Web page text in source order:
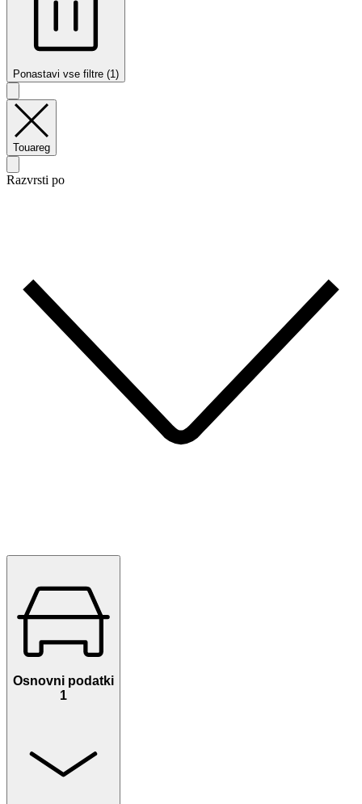
Ponastavi vse filtre (1)
Touareg
Razvrsti po
Osnovni podatki
1